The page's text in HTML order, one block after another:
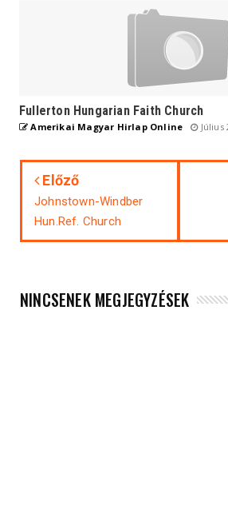
Fullerton Hungarian Faith Church
Amerikai Magyar Hirlap Online Július
Előző
Johnstown-Windber
Hun.Ref. Church
NINCSENEK MEGJEGYZÉSEK